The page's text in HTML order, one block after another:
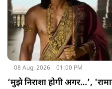
08 Aug, 2026 01:00 PM
‘मुझे निराशा होगी अगर…’,